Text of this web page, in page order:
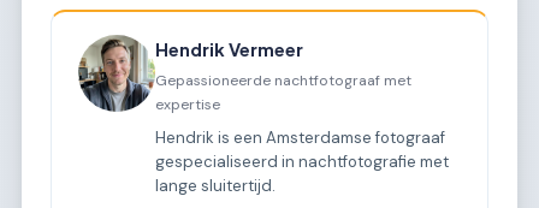
Hendrik Vermeer
Gepassioneerde nachtfotograaf met
expertise
Hendrik is een Amsterdamse fotograaf
gespecialiseerd in nachtfotografie met
lange sluitertijd.